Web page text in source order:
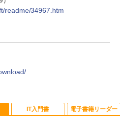
readme/34967.htm
IT入門書 電子書籍リーダー